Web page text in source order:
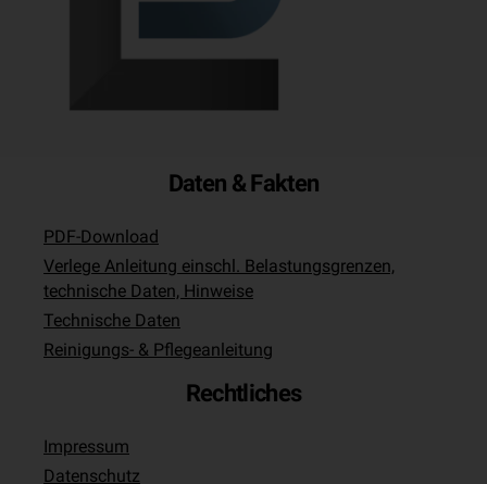
Daten & Fakten
PDF-Download
Verlege Anleitung einschl. Belastungsgrenzen,
technische Daten, Hinweise
Technische Daten
Reinigungs- & Pflegeanleitung
Rechtliches
Impressum
Datenschutz